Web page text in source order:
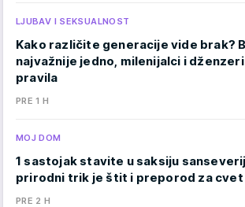
LJUBAV I SEKSUALNOST
Kako različite generacije vide brak?
najvažnije jedno, milenijalci i
pravila
PRE 1 H
MOJ DOM
1 sastojak stavite u saksiju
prirodni trik je štit i preporod za
PRE 2 H